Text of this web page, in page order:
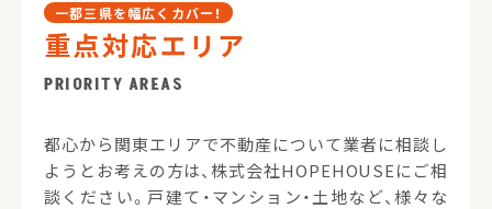
一都三県を幅広くカバー！
重点対応エリア
PRIORITY AREAS
都心から関東エリアで不動産について業者に相談し
ようとお考えの方は、株式会社HOPEHOUSEにご相
談ください。戸建て・マンション・土地など、様々な